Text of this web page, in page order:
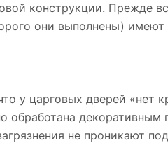
конструкции. Прежде
они выполнены)
у царговых дверей «нет
обработана
не проникают